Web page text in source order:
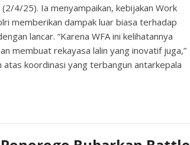
4/25). Ia menyampaikan, kebijakan Work
memberikan dampak luar biasa terhadap
lancar. “Karena WFA ini kelihatannya
membuat rekayasa lalin yang inovatif juga,”
koordinasi yang terbangun antarkepala